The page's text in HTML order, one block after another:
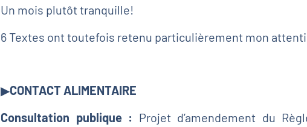
Un mois plutôt tranquille!
6 Textes ont toutefois retenu particulièrement mon
▶CONTACT ALIMENTAIRE
Consultation publique : Projet d’amendement du